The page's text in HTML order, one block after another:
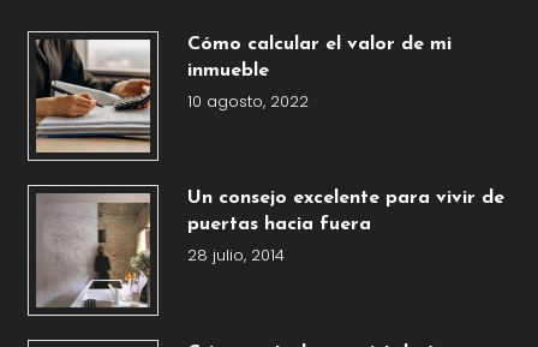
Cómo calcular el valor de mi
inmueble
10 agosto, 2022
Un consejo excelente para vivir de
puertas hacia fuera
28 julio, 2014